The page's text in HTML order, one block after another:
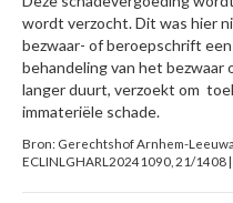
wordt verzocht. Dit was hier
bezwaar- of beroepschrift
behandeling van het
langer duurt, verzoekt om
immateriële schade.
Bron: Gerechtshof Arnhem-
ECLINLGHARL20241090, 21/1408